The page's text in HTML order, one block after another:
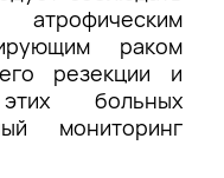
раком
резекции и
больных
мониторинг